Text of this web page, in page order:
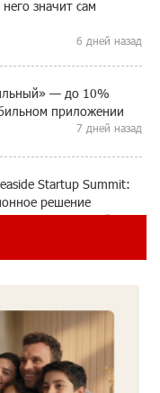
значит сам
6 дней назад
— до 10%
приложении
7 дней назад
Startup Summit:
решение
7 дней назад
8 дней назад
уйти спокойно.